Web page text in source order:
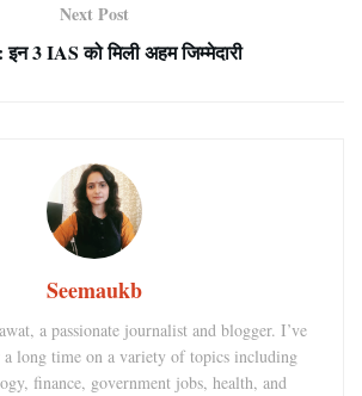
Next Post
3 IAS को मिली अहम जिम्मेदारी
Seemaukb
a passionate journalist and blogger. I’ve
long time on a variety of topics including
finance, government jobs, health, and